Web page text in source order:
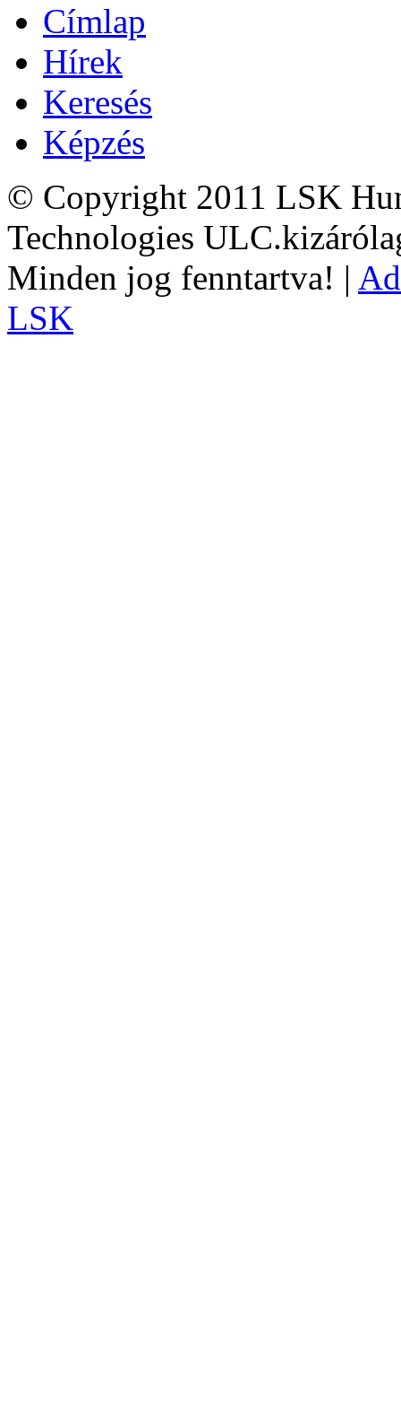
Címlap
Hírek
Keresés
Képzés
© Copyright 2011 LSK
Technologies
Minden jog fenntartva! |
LSK